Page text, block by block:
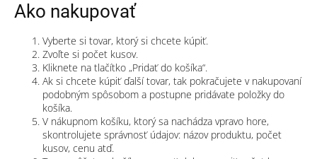
Ako nakupovať
Vyberte si tovar, ktorý si chcete kúpiť.
Zvoľte si počet kusov.
Kliknete na tlačítko „Pridať do košíka“.
Ak si chcete kúpiť ďalší tovar, tak pokračujete v nakupovaní
podobným spôsobom a postupne pridávate položky do
košíka.
V nákupnom košíku, ktorý sa nachádza vpravo hore,
skontrolujete správnosť údajov: názov produktu, počet
kusov, cenu atď.